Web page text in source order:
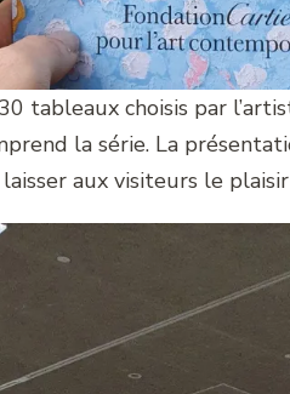
tableaux choisis par
la série. La
aux visiteurs le